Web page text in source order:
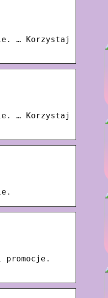
… Korzystaj
… Korzystaj